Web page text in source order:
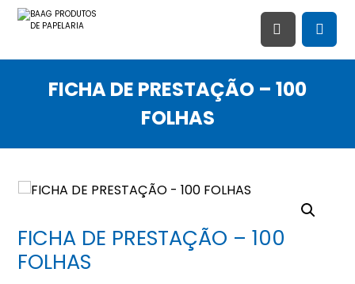
FICHA DE PRESTAÇÃO – 100
FOLHAS
FICHA DE PRESTAÇÃO – 100
FOLHAS